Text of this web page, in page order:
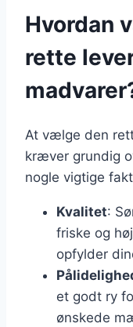
Hvordan
rette
At vælge den
kræver grundig
nogle vigtige
Kvalitet:
friske og
opfylder
et godt ry
ønskede